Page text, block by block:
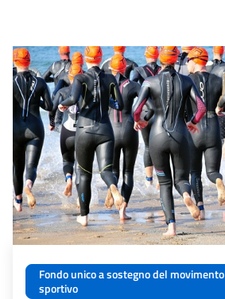
Fondo unico a sostegno del movimento
sportivo